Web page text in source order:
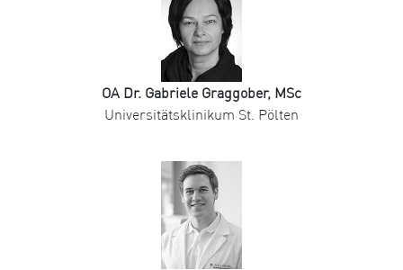
OA Dr. Gabriele Graggober, MSc
Universitätsklinikum St. Pölten